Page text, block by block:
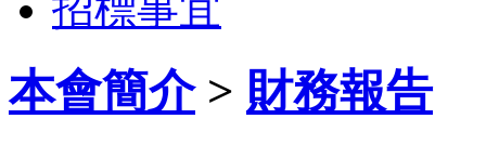
本會簡介> 財務報告